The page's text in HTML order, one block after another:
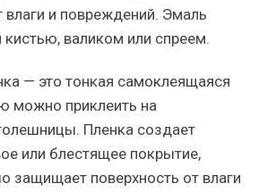
влаги и повреждений. Эмаль
валиком или спреем.
— это тонкая самоклеящаяся
можно приклеить на
Пленка создает
или блестящее покрытие,
защищает поверхность от влаги